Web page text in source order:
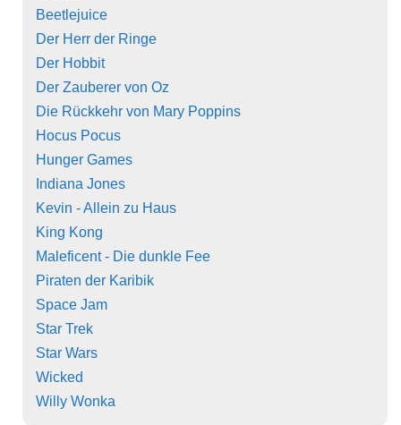
Beetlejuice
Der Herr der Ringe
Der Hobbit
Der Zauberer von Oz
Die Rückkehr von Mary Poppins
Hocus Pocus
Hunger Games
Indiana Jones
Kevin - Allein zu Haus
King Kong
Maleficent - Die dunkle Fee
Piraten der Karibik
Space Jam
Star Trek
Star Wars
Wicked
Willy Wonka